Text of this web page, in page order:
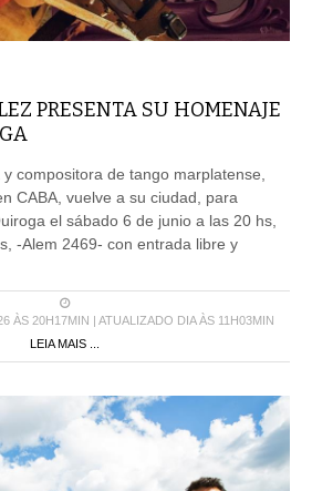
PRESENTA SU HOMENAJE
compositora de tango marplatense,
CABA, vuelve a su ciudad, para
el sábado 6 de junio a las 20 hs,
-Alem 2469- con entrada libre y
ÀS 20H17MIN | ATUALIZADO DIA ÀS 11H03MIN
LEIA MAIS ...